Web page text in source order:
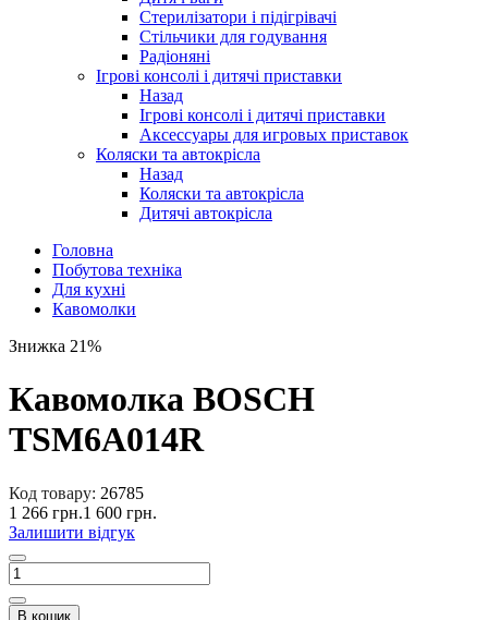
Стерилізатори і підігрівачі
Стільчики для годування
Радіоняні
Ігрові консолі і дитячі приставки
Назад
Ігрові консолі і дитячі приставки
Аксессуары для игровых приставок
Коляски та автокрісла
Назад
Коляски та автокрісла
Дитячі автокрісла
Головна
Побутова техніка
Для кухні
Кавомолки
Знижка 21%
Кавомолка BOSCH
TSM6A014R
Код товару: 26785
1 266 грн.1 600 грн.
Залишити відгук
В кошик